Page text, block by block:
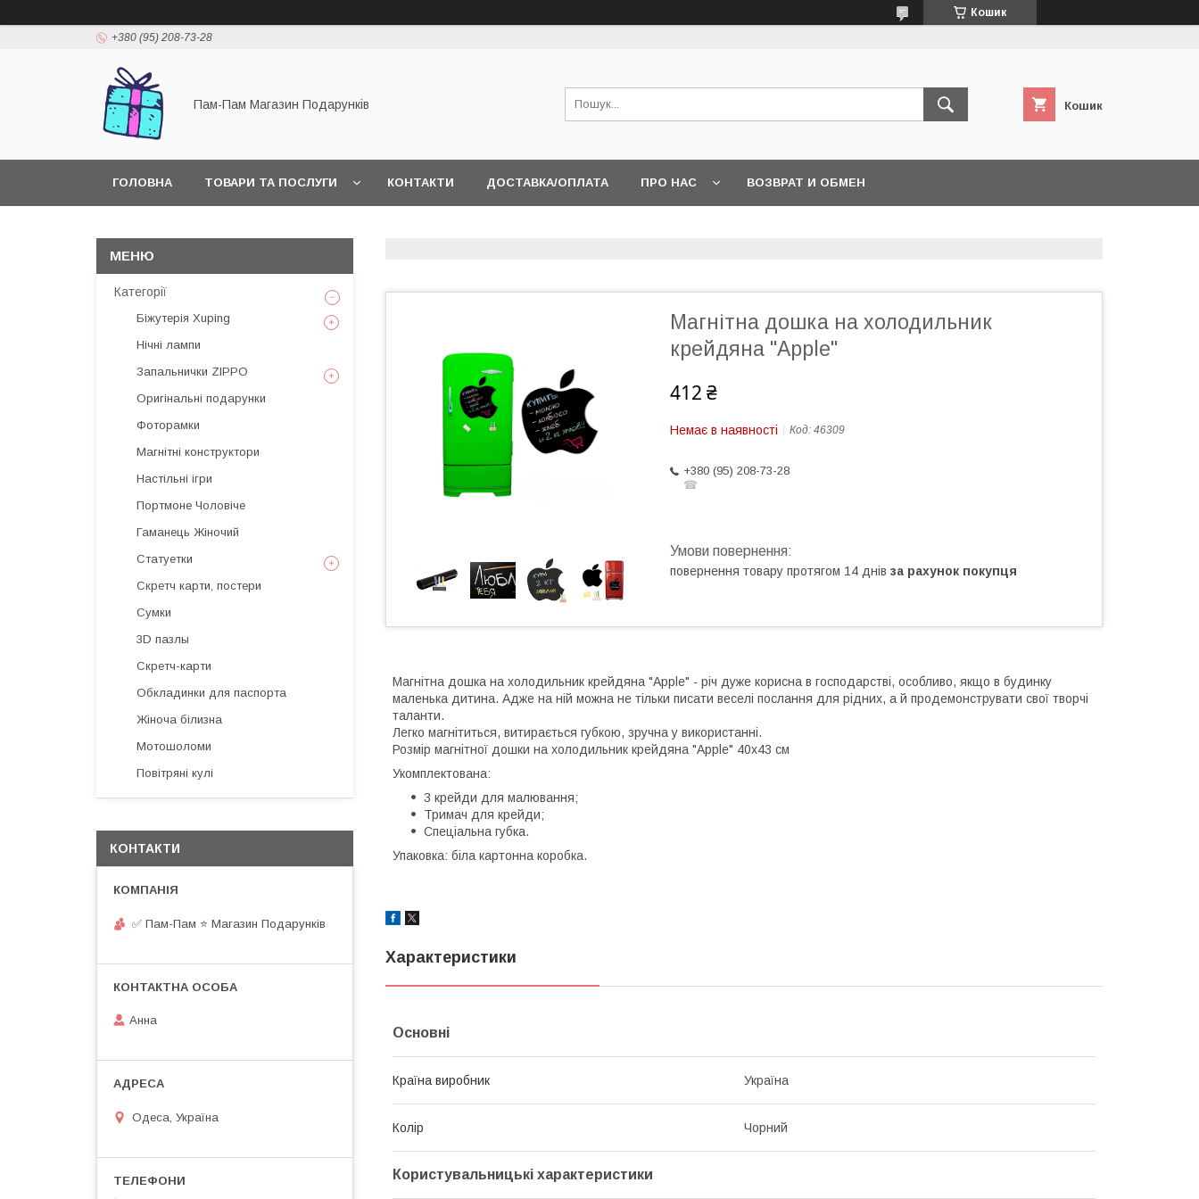
Кошик
+380 (95) 208-73-28
Пам-Пам Магазин Подарунків Кошик
ГОЛОВНА ТОВАРИ ТА ПОСЛУГИ КОНТАКТИ ДОСТАВКА/ОПЛАТА ПРО НАС ВОЗВРАТ И ОБМЕН
Магнітна дошка на холодильник
крейдяна "Apple"
412 ₴
Немає в наявності Код: 46309
+380 (95) 208-73-28
☎
повернення товару протягом 14 днів за рахунок покупця
Магнітна дошка на холодильник крейдяна "Apple" - річ дуже корисна в господарстві, особливо, якщо в будинку
маленька дитина. Адже на ній можна не тільки писати веселі послання для рідних, а й продемонструвати свої творчі
таланти.
Легко магнітиться, витирається губкою, зручна у використанні.
Розмір магнітної дошки на холодильник крейдяна "Apple" 40х43 см
Укомплектована:
3 крейди для малювання;
Тримач для крейди;
Спеціальна губка.
Упаковка: біла картонна коробка.
Характеристики
Основні
Країна виробник Україна
Колір Чорний
Користувальницькі характеристики
Категорії
Біжутерія Xuping
Нічні лампи
Запальнички ZIPPO
Оригінальні подарунки
Фоторамки
Магнітні конструктори
Настільні ігри
Портмоне Чоловіче
Гаманець Жіночий
Статуетки
Скретч карти, постери
Сумки
3D пазлы
Скретч-карти
Обкладинки для паспорта
Жіноча білизна
Мотошоломи
Повітряні кулі
КОНТАКТИ
✅ Пам-Пам ⭐ Магазин Подарунків
Анна
Одеса, Україна